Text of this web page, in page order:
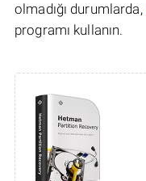
olmadığı durumlarda,
programı kullanın.